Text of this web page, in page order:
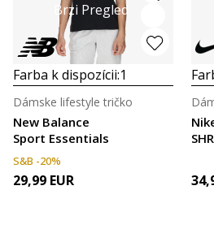
Brzi Pregled
Farba k dispozícii:1
New Balance
Sport Essentials
Dámske lifestyle tričko
S&B -20%
29,99 EUR